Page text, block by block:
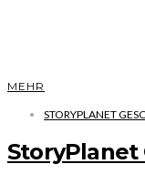
MEHR
STORYPLANET
StoryPlanet